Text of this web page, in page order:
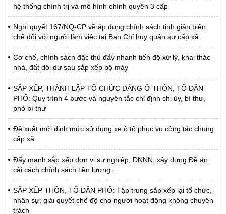
hệ thống chính trị và mô hình chính quyền 3 cấp
Nghị quyết 167/NQ-CP về áp dụng chính sách tinh giản biên
chế đối với người làm việc tại Ban Chỉ huy quân sự cấp xã
Cơ chế, chính sách đặc thù đẩy nhanh tiến độ xử lý, khai thác
nhà, đất dôi dư sau sắp xếp bộ máy
SẮP XẾP, THÀNH LẬP TỔ CHỨC ĐẢNG Ở THÔN, TỔ DÂN
PHỐ: Quy trình 4 bước và nguyên tắc chỉ định chi ủy, bí thư,
phó bí thư
Đề xuất mới định mức sử dụng xe ô tô phục vụ công tác chung
cấp xã
Đẩy mạnh sắp xếp đơn vị sự nghiệp, DNNN; xây dựng Đề án
cải cách chính sách tiền lương...
SẮP XẾP THÔN, TỔ DÂN PHỐ: Tập trung sắp xếp lại tổ chức,
nhân sự; giải quyết chế độ cho người hoạt động không chuyên
trách